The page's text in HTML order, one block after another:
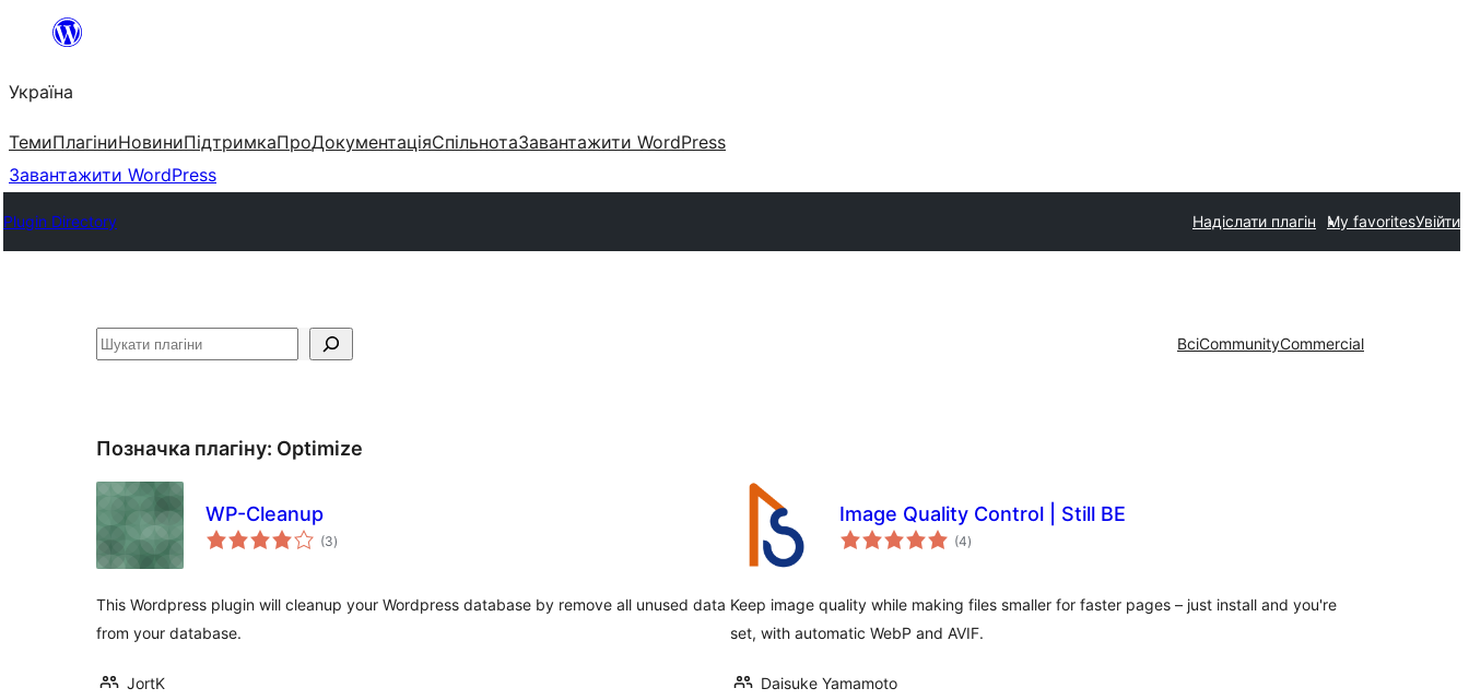
Перейти
вмісту
Україна
ТемиПлагіниНовиниПідтримкаПроДокументаціяСпільнотаЗавантажити WordPress
Завантажити WordPress
Plugin Directory Надіслати плагін My favoritesУвійти
Пошук ВсіCommunityCommercial
Позначка плагіну: Optimize
WP-Cleanup
(3загальний
рейтинг
)
This Wordpress plugin will cleanup your Wordpress database by remove all unused data
from your database.
JortK
Image Quality Control | Still BE
(4загальний
рейтинг
)
Keep image quality while making files smaller for faster pages – just install and you're
set, with automatic WebP and AVIF.
Daisuke Yamamoto